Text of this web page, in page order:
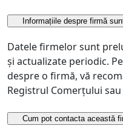
Informațiile despre firmă
Datele firmelor sunt
și actualizate periodic.
despre o firmă, vă
Registrul Comerțului
Cum pot contacta această